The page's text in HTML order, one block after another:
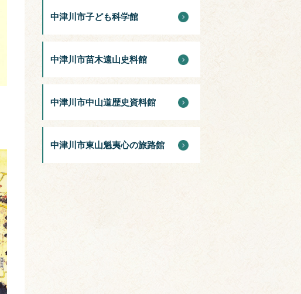
中津川市子ども科学館
中津川市苗木遠山史料館
中津川市中山道歴史資料館
中津川市東山魁夷心の旅路館